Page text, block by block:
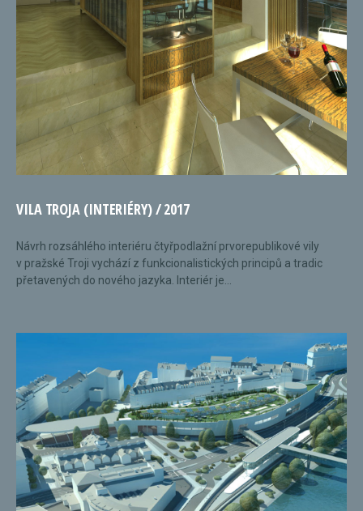
VILA TROJA (INTERIÉRY) / 2017
Návrh rozsáhlého interiéru čtyřpodlažní prvorepublikové vily
v pražské Troji vychází z funkcionalistických principů a tradic
přetavených do nového jazyka. Interiér je...